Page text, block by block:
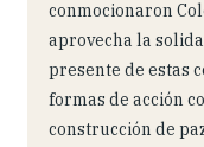
conmocionaron
aprovecha la
presente de estas
formas de acción
construcción de